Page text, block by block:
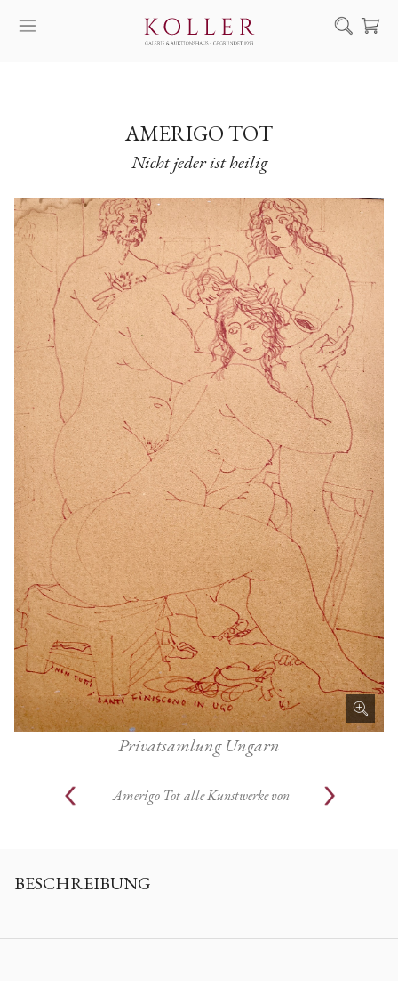
KÜNSTLER
KUNSTWERKE
AUKTION
AUSSTELLUNGEN
NACHRICHTEN
ÜBER UNS | KONTAKT
EN
HU
Suche
AMERIGO TOT
Nicht jeder ist heilig
Privatsamlung Ungarn
Amerigo Tot alle Kunstwerke von
BESCHREIBUNG